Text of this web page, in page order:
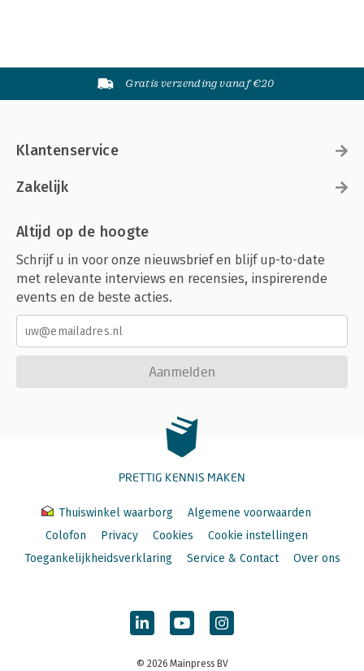
Gratis verzending vanaf €20
Klantenservice
Zakelijk
Altijd op de hoogte
Schrijf u in voor onze nieuwsbrief en blijf up-to-date
met relevante interviews en recensies, inspirerende
events en de beste acties.
Aanmelden
PRETTIG KENNIS MAKEN
Thuiswinkel waarborg
Algemene voorwaarden
Colofon
Privacy Cookies
Cookie instellingen
Toegankelijkheidsverklaring
Service & Contact Over ons
© 2026 Mainpress BV